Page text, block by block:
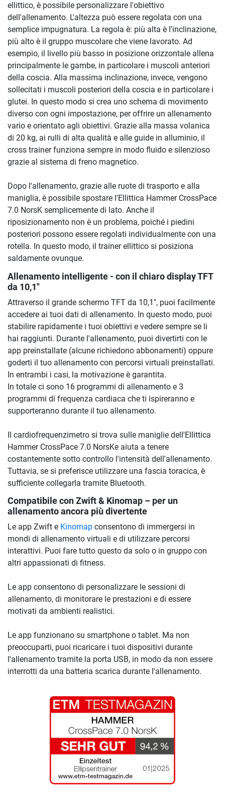
ellittico, è possibile personalizzare l'obiettivo
dell'allenamento. L'altezza può essere regolata con una
semplice impugnatura. La regola è: più alta è l'inclinazione,
più alto è il gruppo muscolare che viene lavorato. Ad
esempio, il livello più basso in posizione orizzontale allena
principalmente le gambe, in particolare i muscoli anteriori
della coscia. Alla massima inclinazione, invece, vengono
sollecitati i muscoli posteriori della coscia e in particolare i
glutei. In questo modo si crea uno schema di movimento
diverso con ogni impostazione, per offrire un allenamento
vario e orientato agli obiettivi. Grazie alla massa volanica
di 20 kg, ai rulli di alta qualità e alle guide in alluminio, il
cross trainer funziona sempre in modo fluido e silenzioso
grazie al sistema di freno magnetico.
Dopo l'allenamento, grazie alle ruote di trasporto e alla
maniglia, è possibile spostare l'Ellittica Hammer CrossPace
7.0 NorsK semplicemente di lato. Anche il
riposizionamento non è un problema, poiché i piedini
posteriori possono essere regolati individualmente con una
rotella. In questo modo, il trainer ellittico si posiziona
saldamente ovunque.
Allenamento intelligente - con il chiaro display TFT
da 10,1"
Attraverso il grande schermo TFT da 10,1", puoi facilmente
accedere ai tuoi dati di allenamento. In questo modo, puoi
stabilire rapidamente i tuoi obiettivi e vedere sempre se li
hai raggiunti. Durante l'allenamento, puoi divertirti con le
app preinstallate (alcune richiedono abbonamenti) oppure
goderti il ​​tuo allenamento con percorsi virtuali preinstallati.
In entrambi i casi, la motivazione è garantita.
In totale ci sono 16 programmi di allenamento e 3
programmi di frequenza cardiaca che ti ispireranno e
supporteranno durante il tuo allenamento.
Il cardiofrequenzimetro si trova sulle maniglie dell'Ellittica
Hammer CrossPace 7.0 NorsKe aiuta a tenere
costantemente sotto controllo l'intensità dell'allenamento.
Tuttavia, se si preferisce utilizzare una fascia toracica, è
sufficiente collegarla tramite Bluetooth.
Compatibile con Zwift & Kinomap – per un
allenamento ancora più divertente
Le app Zwift e Kinomap consentono di immergersi in
mondi di allenamento virtuali e di utilizzare percorsi
interattivi. Puoi fare tutto questo da solo o in gruppo con
altri appassionati di fitness.
Le app consentono di personalizzare le sessioni di
allenamento, di monitorare le prestazioni e di essere
motivati da ambienti realistici.
Le app funzionano su smartphone o tablet. Ma non
preoccuparti, puoi ricaricare i tuoi dispositivi durante
l'allenamento tramite la porta USB, in modo da non essere
interrotti da una batteria scarica durante l'allenamento.